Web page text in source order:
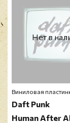
Нет в
Виниловая
Daft Punk
Human After